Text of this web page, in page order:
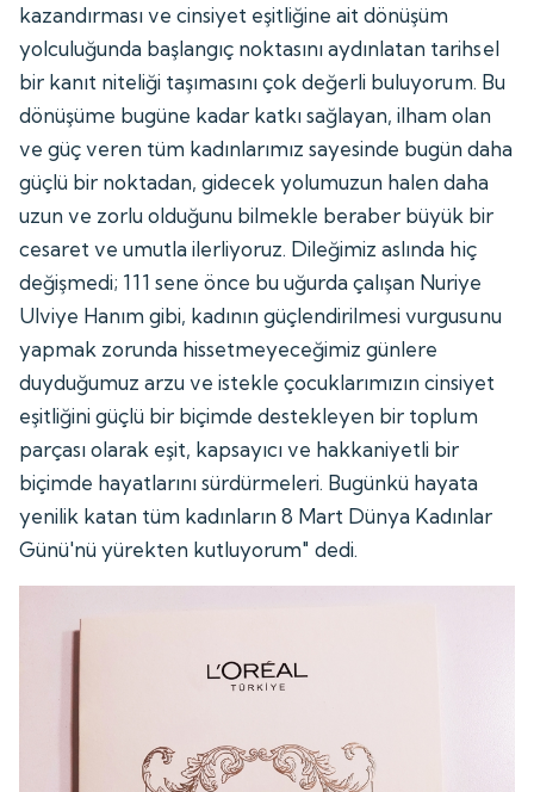
kazandırması ve cinsiyet eşitliğine ait dönüşüm
yolculuğunda başlangıç noktasını aydınlatan tarihsel
bir kanıt niteliği taşımasını çok değerli buluyorum. Bu
dönüşüme bugüne kadar katkı sağlayan, ilham olan
ve güç veren tüm kadınlarımız sayesinde bugün daha
güçlü bir noktadan, gidecek yolumuzun halen daha
uzun ve zorlu olduğunu bilmekle beraber büyük bir
cesaret ve umutla ilerliyoruz. Dileğimiz aslında hiç
değişmedi; 111 sene önce bu uğurda çalışan Nuriye
Ulviye Hanım gibi, kadının güçlendirilmesi vurgusunu
yapmak zorunda hissetmeyeceğimiz günlere
duyduğumuz arzu ve istekle çocuklarımızın cinsiyet
eşitliğini güçlü bir biçimde destekleyen bir toplum
parçası olarak eşit, kapsayıcı ve hakkaniyetli bir
biçimde hayatlarını sürdürmeleri. Bugünkü hayata
yenilik katan tüm kadınların 8 Mart Dünya Kadınlar
Günü'nü yürekten kutluyorum" dedi.